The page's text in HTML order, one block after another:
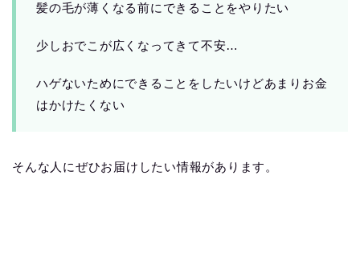
髪の毛が薄くなる前にできることをやりたい
少しおでこが広くなってきて不安…
ハゲないためにできることをしたいけどあまりお金
はかけたくない
そんな人にぜひお届けしたい情報があります。